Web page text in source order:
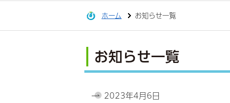
ホーム お知らせ一覧
お知らせ一覧
2023年4月6日